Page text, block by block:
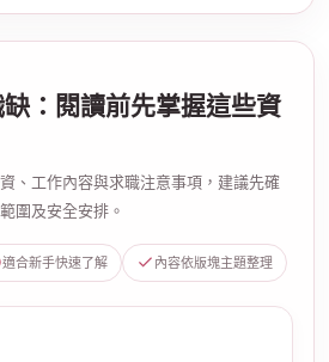
：閱讀前先掌握這些資
、工作內容與求職注意事項，建議先確
圍及安全安排。
適合新手快速了解 內容依版塊主題整理